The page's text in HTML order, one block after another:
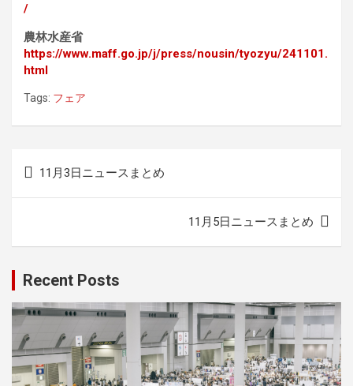
/
農林水産省
https://www.maff.go.jp/j/press/nousin/tyozyu/241101.
html
Tags: フェア
ー
シ
ョ
ン
11月3日ニュースまとめ
11月5日ニュースまとめ
Recent Posts